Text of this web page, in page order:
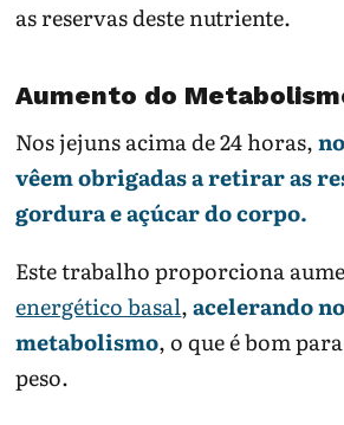
as reservas deste nutriente.
Aumento do
Nos jejuns acima de 24 horas,
vêem obrigadas a retirar as
gordura e açúcar do corpo.
Este trabalho proporciona
energético basal,acelerando
metabolismo, o que é bom
peso.